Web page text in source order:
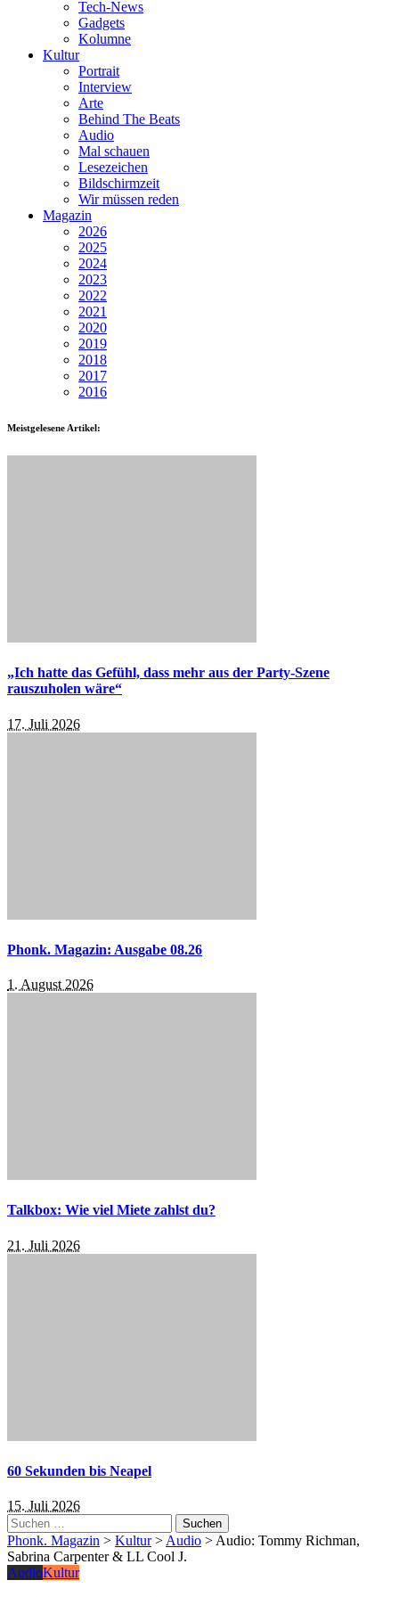
Tech-News
Gadgets
Kolumne
Kultur
Portrait
Interview
Arte
Behind The Beats
Audio
Mal schauen
Lesezeichen
Bildschirmzeit
Wir müssen reden
Magazin
2026
2025
2024
2023
2022
2021
2020
2019
2018
2017
2016
Meistgelesene Artikel:
„Ich hatte das Gefühl, dass mehr aus der Party-Szene
rauszuholen wäre“
17. Juli 2026
Phonk. Magazin: Ausgabe 08.26
1. August 2026
Talkbox: Wie viel Miete zahlst du?
21. Juli 2026
60 Sekunden bis Neapel
15. Juli 2026
Suchen
nach:
Phonk. Magazin > Kultur> Audio > Audio: Tommy Richman,
Sabrina Carpenter & LL Cool J.
AudioKultur